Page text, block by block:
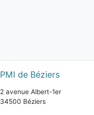
PMI de Béziers
2 avenue Albert-1er
34500 Béziers